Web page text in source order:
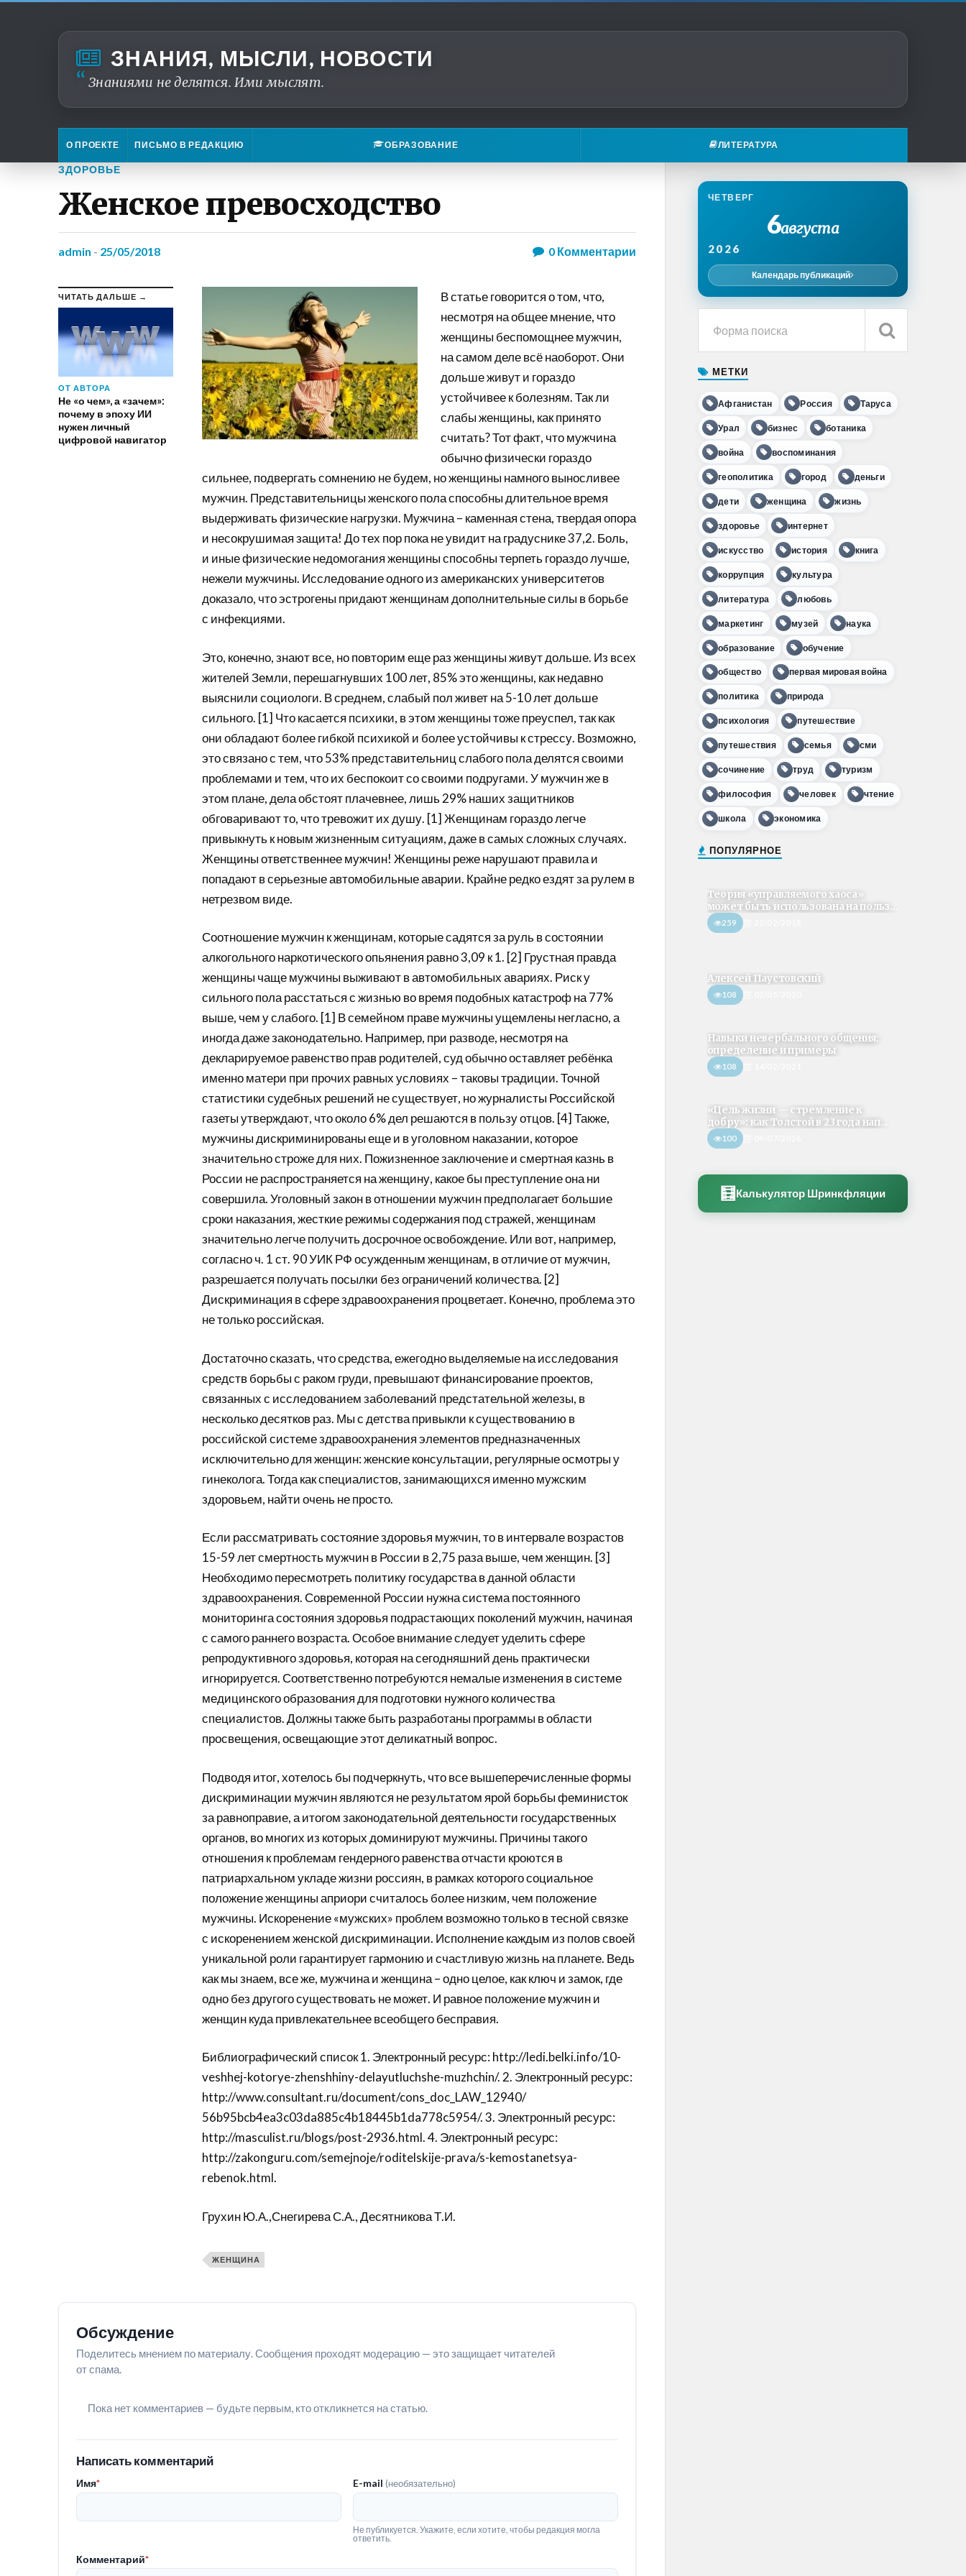
ЗНАНИЯ, МЫСЛИ, НОВОСТИ
Знаниями не делятся. Ими мыслят.
О ПРОЕКТЕ ПИСЬМО В РЕДАКЦИЮ ОБРАЗОВАНИЕ ЛИТЕРАТУРА
ЗДОРОВЬЕ
Женское превосходство
admin - 25/05/2018 0Комментарии
ЧИТАТЬ ДАЛЬШЕ →
ОТ АВТОРА
Не «о чем», а «зачем»:
почему в эпоху ИИ
нужен личный
цифровой навигатор
В статье говорится о том, что,
несмотря на общее мнение, что
женщины беспомощнее мужчин,
на самом деле всё наоборот. Они
дольше живут и гораздо
устойчивее к болезням. Так ли
слабы женщины, как принято
считать? Тот факт, что мужчина
обычно физически гораздо
сильнее, подвергать сомнению не будем, но женщины намного выносливее
мужчин. Представительницы женского пола способны длительное время
выдерживать физические нагрузки. Мужчина – каменная стена, твердая опора
и несокрушимая защита! До тех пор пока не увидит на градуснике 37,2. Боль,
и иные физические недомогания женщины способны терпеть гораздо лучше,
нежели мужчины. Исследование одного из американских университетов
доказало, что эстрогены придают женщинам дополнительные силы в борьбе
с инфекциями.
Это, конечно, знают все, но повторим еще раз женщины живут дольше. Из всех
жителей Земли, перешагнувших 100 лет, 85% это женщины, как недавно
выяснили социологи. В среднем, слабый пол живет на 5-10 лет дольше
сильного. [1] Что касается психики, в этом женщины тоже преуспел, так как
они обладают более гибкой психикой и более устойчивы к стрессу. Возможно,
это связано с тем, что 53% представительниц слабого пола делятся своими
проблемами и тем, что их беспокоит со своими подругами. У мужчин же в
этом плане, дела обстоят плачевнее, лишь 29% наших защитников
обговаривают то, что тревожит их душу. [1] Женщинам гораздо легче
привыкнуть к новым жизненным ситуациям, даже в самых сложных случаях.
Женщины ответственнее мужчин! Женщины реже нарушают правила и
попадают в серьезные автомобильные аварии. Крайне редко ездят за рулем в
нетрезвом виде.
Соотношение мужчин к женщинам, которые садятся за руль в состоянии
алкогольного наркотического опьянения равно 3,09 к 1. [2] Грустная правда
женщины чаще мужчины выживают в автомобильных авариях. Риск у
сильного пола расстаться с жизнью во время подобных катастроф на 77%
выше, чем у слабого. [1] В семейном праве мужчины ущемлены негласно, а
иногда даже законодательно. Например, при разводе, несмотря на
декларируемое равенство прав родителей, суд обычно оставляет ребёнка
именно матери при прочих равных условиях – таковы традиции. Точной
статистики судебных решений не существует, но журналисты Российской
газеты утверждают, что около 6% дел решаются в пользу отцов. [4] Также,
мужчины дискриминированы еще и в уголовном наказании, которое
значительно строже для них. Пожизненное заключение и смертная казнь в
России не распространяется на женщину, какое бы преступление она ни
совершила. Уголовный закон в отношении мужчин предполагает большие
сроки наказания, жесткие режимы содержания под стражей, женщинам
значительно легче получить досрочное освобождение. Или вот, например,
согласно ч. 1 ст. 90 УИК РФ осужденным женщинам, в отличие от мужчин,
разрешается получать посылки без ограничений количества. [2]
Дискриминация в сфере здравоохранения процветает. Конечно, проблема это
не только российская.
Достаточно сказать, что средства, ежегодно выделяемые на исследования
средств борьбы с раком груди, превышают финансирование проектов,
связанных с исследованием заболеваний предстательной железы, в
несколько десятков раз. Мы с детства привыкли к существованию в
российской системе здравоохранения элементов предназначенных
исключительно для женщин: женские консультации, регулярные осмотры у
гинеколога. Тогда как специалистов, занимающихся именно мужским
здоровьем, найти очень не просто.
Если рассматривать состояние здоровья мужчин, то в интервале возрастов
15-59 лет смертность мужчин в России в 2,75 раза выше, чем женщин. [3]
Необходимо пересмотреть политику государства в данной области
здравоохранения. Современной России нужна система постоянного
мониторинга состояния здоровья подрастающих поколений мужчин, начиная
с самого раннего возраста. Особое внимание следует уделить сфере
репродуктивного здоровья, которая на сегодняшний день практически
игнорируется. Соответственно потребуются немалые изменения в системе
медицинского образования для подготовки нужного количества
специалистов. Должны также быть разработаны программы в области
просвещения, освещающие этот деликатный вопрос.
Подводя итог, хотелось бы подчеркнуть, что все вышеперечисленные формы
дискриминации мужчин являются не результатом ярой борьбы феминисток
за равноправие, а итогом законодательной деятельности государственных
органов, во многих из которых доминируют мужчины. Причины такого
отношения к проблемам гендерного равенства отчасти кроются в
патриархальном укладе жизни россиян, в рамках которого социальное
положение женщины априори считалось более низким, чем положение
мужчины. Искоренение «мужских» проблем возможно только в тесной связке
с искоренением женской дискриминации. Исполнение каждым из полов своей
уникальной роли гарантирует гармонию и счастливую жизнь на планете. Ведь
как мы знаем, все же, мужчина и женщина – одно целое, как ключ и замок, где
одно без другого существовать не может. И равное положение мужчин и
женщин куда привлекательнее всеобщего бесправия.
Библиографический список 1. Электронный ресурс: http://ledi.belki.info/10-
veshhej-kotorye-zhenshhiny-delayutluchshe-muzhchin/. 2. Электронный ресурс:
http://www.consultant.ru/document/cons_doc_LAW_12940/
56b95bcb4ea3c03da885c4b18445b1da778c5954/. 3. Электронный ресурс:
http://masculist.ru/blogs/post-2936.html. 4. Электронный ресурс:
http://zakonguru.com/semejnoje/roditelskije-prava/s-kemostanetsya-
rebenok.html.
Грухин Ю.А.,Снегирева С.А., Десятникова Т.И.
ЖЕНЩИНА
Обсуждение
Поделитесь мнением по материалу. Сообщения проходят модерацию — это защищает читателей
от спама.
Пока нет комментариев — будьте первым, кто откликнется на статью.
Написать комментарий
Имя* E-mail (необязательно)
Не публикуется. Укажите, если хотите, чтобы редакция могла
ответить.
Комментарий*
ЧЕТВЕРГ
6августа
2026
Календарь публикаций
МЕТКИ
Афганистан Россия Таруса
Урал бизнес ботаника
война воспоминания
геополитика город деньги
дети женщина жизнь
здоровье интернет
искусство история книга
коррупция культура
литература любовь
маркетинг музей наука
образование обучение
общество первая мировая война
политика природа
психология путешествие
путешествия семья сми
сочинение труд туризм
философия человек чтение
школа экономика
ПОПУЛЯРНОЕ
Теория «управляемого хаоса»
может быть использована на польз...
259
Алексей Паустовский
108
Навыки невербального общения:
определение и примеры
108
«Цель жизни — стремление к
добру»: как Толстой в 23 года нап...
100
🧮 Калькулятор Шринкфляции